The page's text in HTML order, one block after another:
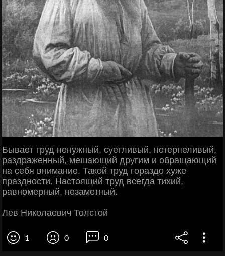
Бывает труд ненужный, суетливый, нетерпеливый,
раздраженный, мешающий другим и обращающий
на себя внимание. Такой труд гораздо хуже
праздности. Настоящий труд всегда тихий,
равномерный, незаметный.
Лев Николаевич Толстой
1 0 0